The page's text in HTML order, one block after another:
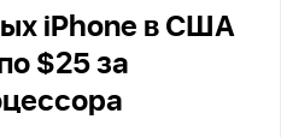
iPhone в США
$25 за